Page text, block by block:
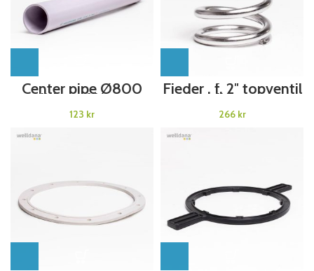
Center pipe Ø800
Welldana filter Top
Valve
Welldana®Sandfilter
kr
Fjeder . f. 2″ topventil
Welldana®
Sandfilter
kr